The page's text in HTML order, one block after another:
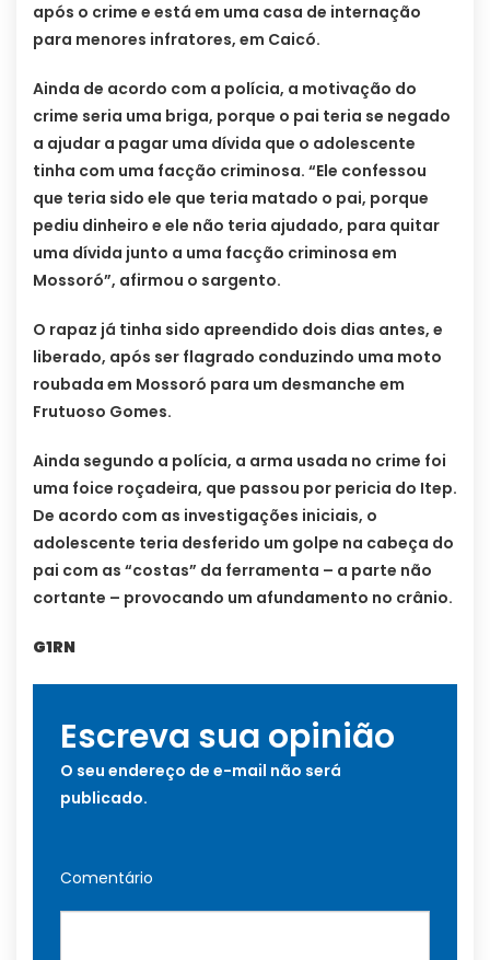
após o crime e está em uma casa de internação
para menores infratores, em Caicó.
Ainda de acordo com a polícia, a motivação do
crime seria uma briga, porque o pai teria se negado
a ajudar a pagar uma dívida que o adolescente
tinha com uma facção criminosa. “Ele confessou
que teria sido ele que teria matado o pai, porque
pediu dinheiro e ele não teria ajudado, para quitar
uma dívida junto a uma facção criminosa em
Mossoró”, afirmou o sargento.
O rapaz já tinha sido apreendido dois dias antes, e
liberado, após ser flagrado conduzindo uma moto
roubada em Mossoró para um desmanche em
Frutuoso Gomes.
Ainda segundo a polícia, a arma usada no crime foi
uma foice roçadeira, que passou por pericia do Itep.
De acordo com as investigações iniciais, o
adolescente teria desferido um golpe na cabeça do
pai com as “costas” da ferramenta – a parte não
cortante – provocando um afundamento no crânio.
G1RN
Escreva sua opinião
O seu endereço de e-mail não será
publicado.
Comentário